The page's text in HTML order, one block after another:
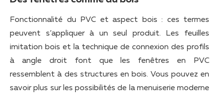
Fonctionnalité du PVC et aspect bois : ces termes
peuvent s’appliquer à un seul produit. Les feuilles
imitation bois et la technique de connexion des profils
à angle droit font que les fenêtres en PVC
ressemblent à des structures en bois. Vous pouvez en
savoir plus sur les possibilités de la menuiserie moderne